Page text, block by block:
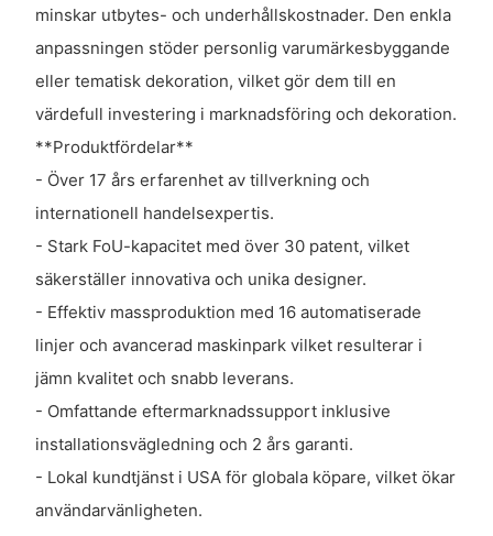
minskar utbytes- och underhållskostnader. Den enkla
anpassningen stöder personlig varumärkesbyggande
eller tematisk dekoration, vilket gör dem till en
värdefull investering i marknadsföring och dekoration.
**Produktfördelar**
- Över 17 års erfarenhet av tillverkning och
internationell handelsexpertis.
- Stark FoU-kapacitet med över 30 patent, vilket
säkerställer innovativa och unika designer.
- Effektiv massproduktion med 16 automatiserade
linjer och avancerad maskinpark vilket resulterar i
jämn kvalitet och snabb leverans.
- Omfattande eftermarknadssupport inklusive
installationsvägledning och 2 års garanti.
- Lokal kundtjänst i USA för globala köpare, vilket ökar
användarvänligheten.